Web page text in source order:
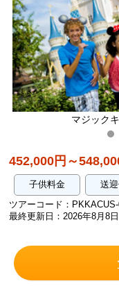
マジック
452,000円～
子供料金 送
ツアーコード：
最終更新日：2026年8月8